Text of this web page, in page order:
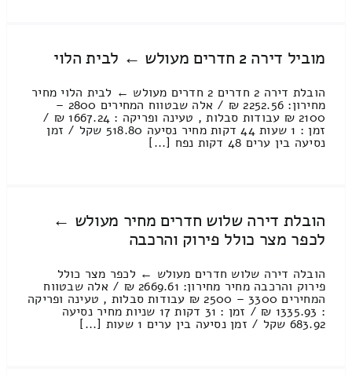
מוביל דירה 2 חדרים מעולש ← לבית הלוי
הובלת דירה 2 חדרים 2 חדרים מעולש ← לבית הלוי מחיר
מחירון: 2252.56 ₪ / אלה שבטווח המחירים 2800 –
2100 ₪ עבודות סבלות , טעינה ופריקה : 1667.24 ₪ /
זמן : 1 שעות 44 דקות מחיר נסיעה 518.80 שקל / זמן
נסיעה בין ערים 48 דקות נפח [...]
הובלת דירה שלוש חדרים מחיר מעולש ←
לכפר מצר כולל פירוק והרכבה
הובלה דירה שלוש חדרים מעולש ← לכפר מצר כולל
פירוק והרכבה מחיר מחירון: 2669.61 ₪ / אלה שבטווח
המחירים 3300 – 2500 ₪ עבודות סבלות , טעינה ופריקה
: 1335.93 ₪ / זמן : 31 דקות 17 שניות מחיר נסיעה
683.92 שקל / זמן נסיעה בין ערים 1 שעות [...]